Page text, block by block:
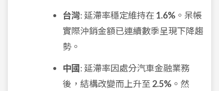
台灣: 延滯率穩定維持在 1.6% 。呆帳
實際沖銷金額已連續數季呈現下降趨
勢。
中國 : 延滯率因處分汽車金融業務
後，結構改變而上升至 2.5% 。然